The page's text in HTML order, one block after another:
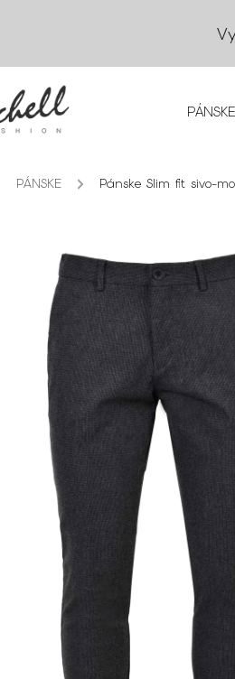
PÁNSKE
PÁNSKE / Pánske Slim fit sivo-